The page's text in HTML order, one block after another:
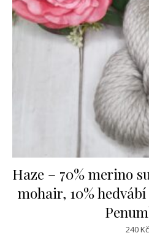
Haze – 70% merino
mohair, 10%
240Kč